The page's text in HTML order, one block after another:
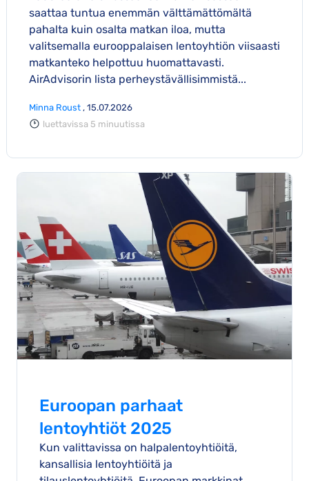
saattaa tuntua enemmän välttämättömältä
pahalta kuin osalta matkan iloa, mutta
valitsemalla eurooppalaisen lentoyhtiön viisaasti
matkanteko helpottuu huomattavasti.
AirAdvisorin lista perheystävällisimmistä...
Minna Roust , 15.07.2026
luettavissa 5 minuutissa
Euroopan parhaat
lentoyhtiöt 2025
Kun valittavissa on halpalentoyhtiöitä,
kansallisia lentoyhtiöitä ja